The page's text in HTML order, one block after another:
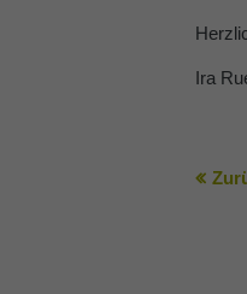
Ira